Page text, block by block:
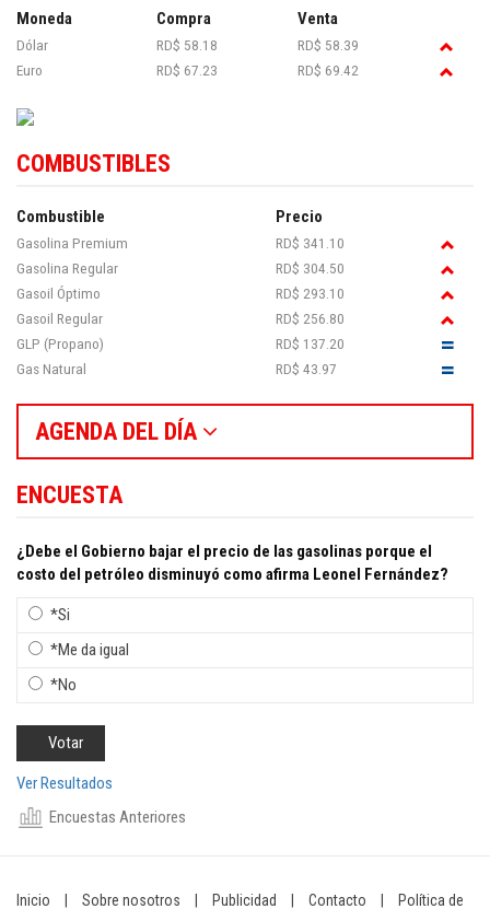
Moneda Compra Venta
Dólar RD$ 58.18
RD$ 58.39
Euro
RD$ 67.23 RD$ 69.42
COMBUSTIBLES
Combustible Precio
Gasolina Premium
RD$ 341.10
Gasolina Regular
RD$ 304.50
Gasoil Óptimo
RD$ 293.10
Gasoil Regular
RD$ 256.80
GLP (Propano)
RD$ 137.20
Gas Natural
RD$ 43.97
AGENDA DEL DÍA
ENCUESTA
¿Debe el Gobierno bajar el precio de las gasolinas porque el
costo del petróleo disminuyó como afirma Leonel Fernández?
*Si
*Me da igual
*No
Ver Resultados
Encuestas Anteriores
Inicio Sobre nosotros Publicidad Contacto Política de